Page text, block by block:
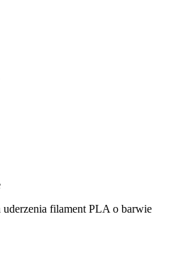
uderzenia filament PLA o barwie